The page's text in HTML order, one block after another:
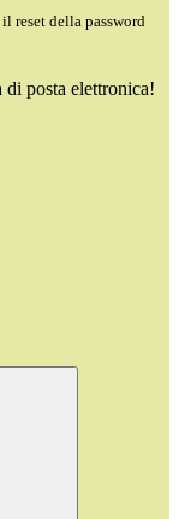
reset della password
posta elettronica!